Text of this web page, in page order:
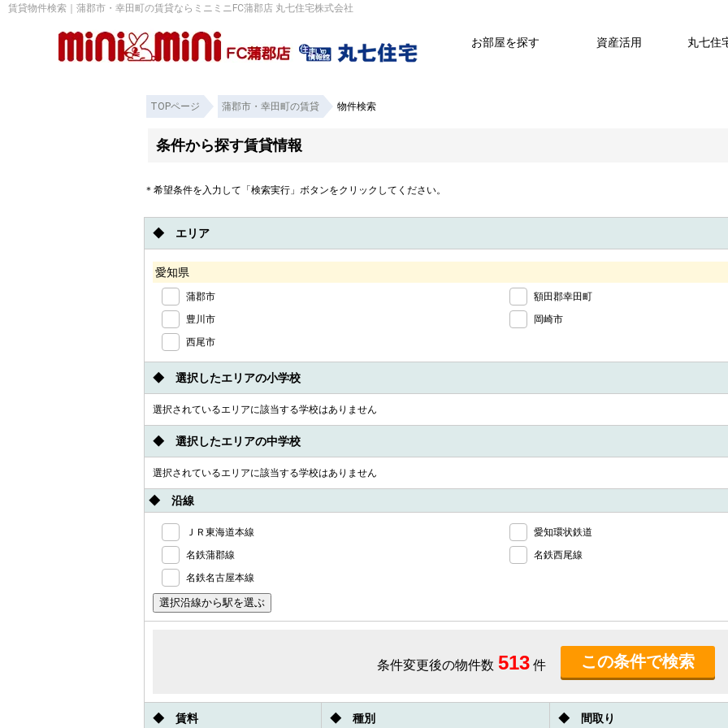
賃貸物件検索｜蒲郡市・幸田町の賃貸ならミニミニFC蒲郡店 丸七住宅株式会社
お部屋を探す 資産活用 丸七住
TOPページ 蒲郡市・幸田町の賃貸 物件検索
条件から探す賃貸情報
＊希望条件を入力して「検索実行」ボタンをクリックしてください。
◆ エリア
愛知県
蒲郡市
額田郡幸田町
豊川市
岡崎市
西尾市
◆ 選択したエリアの小学校
選択されているエリアに該当する学校はありません
◆ 選択したエリアの中学校
選択されているエリアに該当する学校はありません
◆ 沿線
ＪＲ東海道本線
愛知環状鉄道
名鉄蒲郡線
名鉄西尾線
名鉄名古屋本線
条件変更後の物件数 513 件
◆ 賃料 ◆ 種別 ◆ 間取り